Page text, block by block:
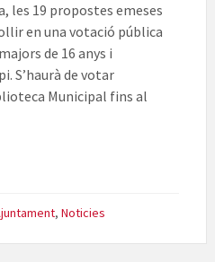
les 19 propostes emeses
en una votació pública
de 16 anys i
S’haurà de votar
Municipal fins al
, Noticies